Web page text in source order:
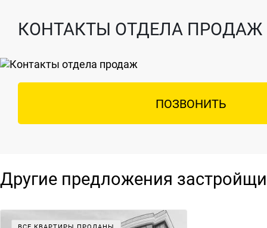
КОНТАКТЫ ОТДЕЛА ПРОДАЖ
ПОЗВОНИТЬ
Другие предложения